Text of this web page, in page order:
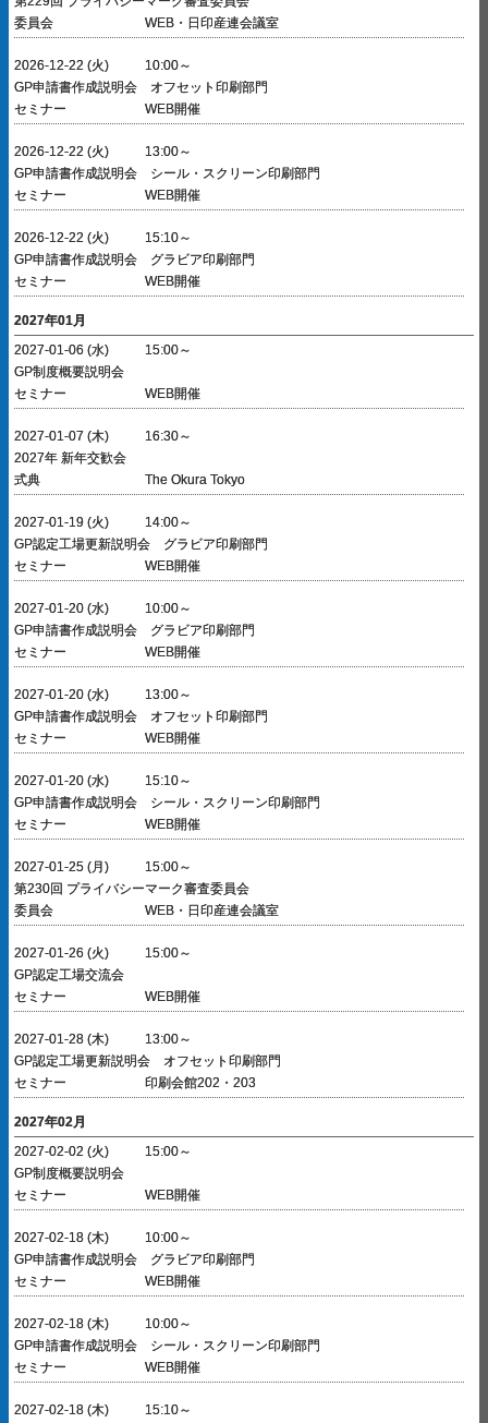
委員会
WEB・日印産連会議室
2026-12-22 (火)
10:00～
GP申請書作成説明会 オフセット印刷部門
セミナー
WEB開催
2026-12-22 (火)
13:00～
GP申請書作成説明会 シール・スクリーン印刷部門
セミナー
WEB開催
2026-12-22 (火)
15:10～
GP申請書作成説明会 グラビア印刷部門
セミナー
WEB開催
2027年01月
2027-01-06 (水)
15:00～
GP制度概要説明会
セミナー
WEB開催
2027-01-07 (木)
16:30～
2027年 新年交歓会
式典
The Okura Tokyo
2027-01-19 (火)
14:00～
GP認定工場更新説明会 グラビア印刷部門
セミナー
WEB開催
2027-01-20 (水)
10:00～
GP申請書作成説明会 グラビア印刷部門
セミナー
WEB開催
2027-01-20 (水)
13:00～
GP申請書作成説明会 オフセット印刷部門
セミナー
WEB開催
2027-01-20 (水)
15:10～
GP申請書作成説明会 シール・スクリーン印刷部門
セミナー
WEB開催
2027-01-25 (月)
15:00～
第230回 プライバシーマーク審査委員会
委員会
WEB・日印産連会議室
2027-01-26 (火)
15:00～
GP認定工場交流会
セミナー
WEB開催
2027-01-28 (木)
13:00～
GP認定工場更新説明会 オフセット印刷部門
セミナー
印刷会館202・203
2027年02月
2027-02-02 (火)
15:00～
GP制度概要説明会
セミナー
WEB開催
2027-02-18 (木)
10:00～
GP申請書作成説明会 グラビア印刷部門
セミナー
WEB開催
2027-02-18 (木)
10:00～
GP申請書作成説明会 シール・スクリーン印刷部門
セミナー
WEB開催
2027-02-18 (木)
15:10～